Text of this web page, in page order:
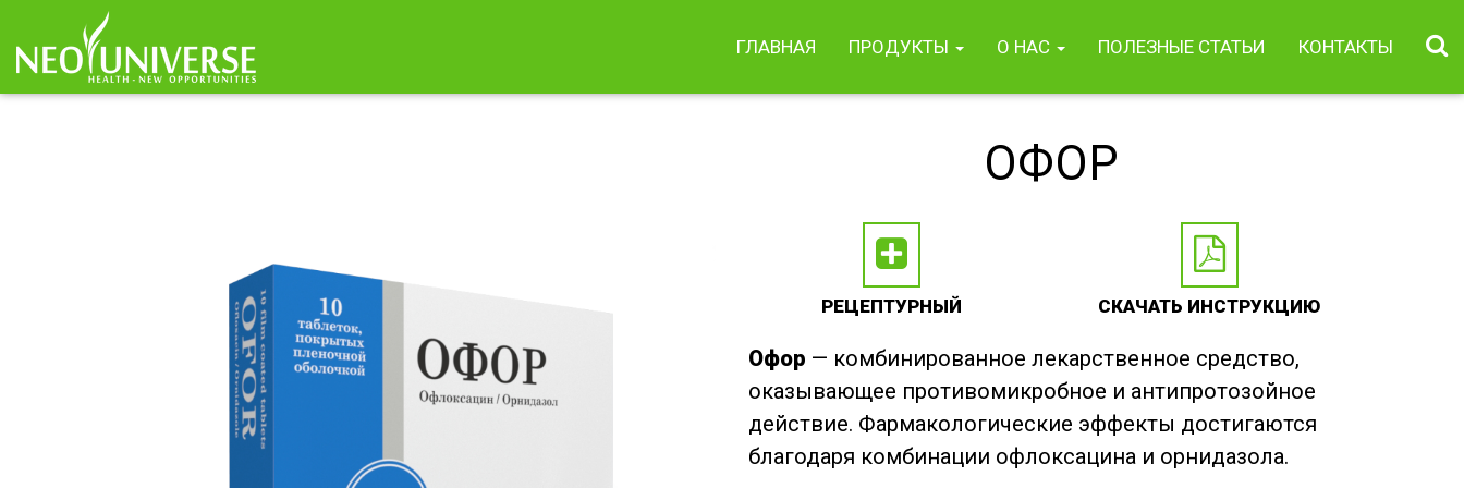
ГЛАВНАЯ ПРОДУКТЫ О НАС ПОЛЕЗНЫЕ СТАТЬИ КОНТАКТЫ
ОФОР
РЕЦЕПТУРНЫЙ СКАЧАТЬ ИНСТРУКЦИЮ
Офор — комбинированное лекарственное средство,
оказывающее противомикробное и антипротозойное
действие. Фармакологические эффекты достигаются
благодаря комбинации офлоксацина и орнидазола.